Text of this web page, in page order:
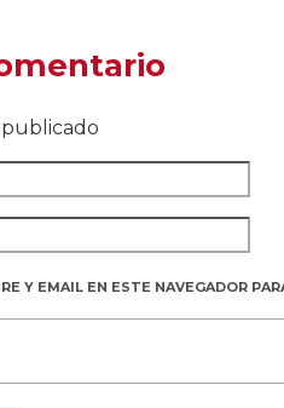
Y EMAIL EN ESTE NAVEGADOR